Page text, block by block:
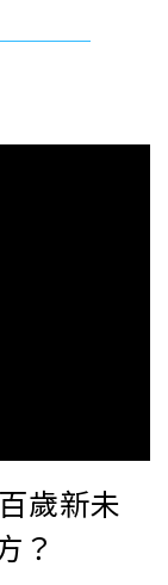
歲新未
？